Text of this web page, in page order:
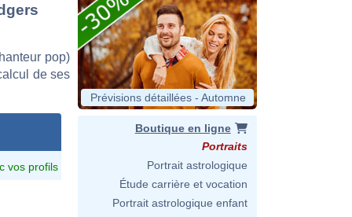
pop)
de ses
vos profils
Prévisions détaillées - Automne
Boutique en ligne
Portraits
Portrait astrologique
Étude carrière et vocation
Portrait astrologique enfant